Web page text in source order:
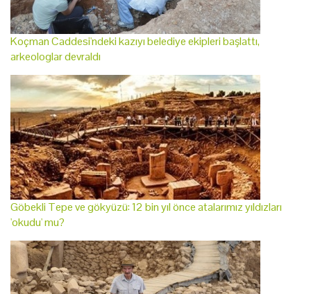
Koçman Caddesi'ndeki kazıyı belediye ekipleri başlattı,
arkeologlar devraldı
Göbekli Tepe ve gökyüzü: 12 bin yıl önce atalarımız yıldızları
'okudu' mu?